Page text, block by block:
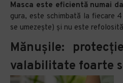
Masca este eficientă numai
gura, este schimbată la fiecare
se umezește) și nu este
Mănușile:
valabilitate foarte